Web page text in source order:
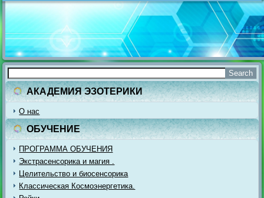
АКАДЕМИЯ ЭЗОТЕРИКИ
О нас
ОБУЧЕНИЕ
ПРОГРАММА ОБУЧЕНИЯ
Экстрасенсорика и магия .
Целительство и биосенсорика
Классическая Космоэнергетика.